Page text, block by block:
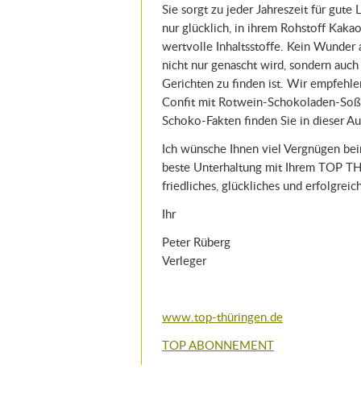
Sie sorgt zu jeder Jahreszeit für gute
nur glücklich, in ihrem Rohstoff
wertvolle Inhaltsstoffe. Kein Wunder
nicht nur genascht wird, sondern
Gerichten zu finden ist. Wir
Confit mit Rotwein-Schokoladen-
Schoko-Fakten finden Sie in dieser
Ich wünsche Ihnen viel Vergnügen
beste Unterhaltung mit Ihrem TOP
friedliches, glückliches und
Ihr
Peter Rüberg
Verleger
www.top-thüringen.de
TOP ABONNEMENT